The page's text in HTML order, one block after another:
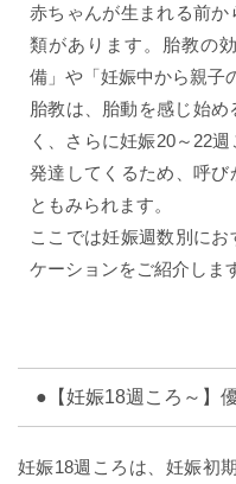
赤ちゃんが生まれる前
類があります。胎教の
備」や「妊娠中から親子
胎教は、胎動を感じ始
く、さらに妊娠20～22
発達してくるため、呼び
ともみられます。
ここでは妊娠週数別に
ケーションをご紹介しま
●【妊娠18週ころ～】
妊娠18週ころは、妊娠初